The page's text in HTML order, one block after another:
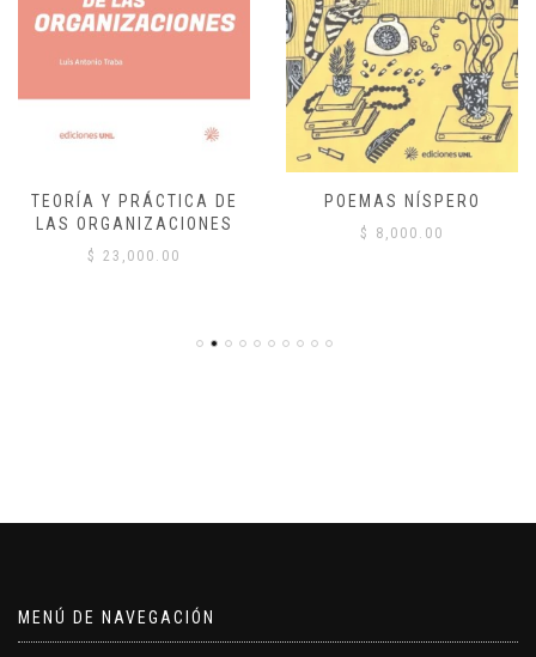
TEORÍA Y PRÁCTICA DE
LAS ORGANIZACIONES
$ 23,000.00
POEMAS NÍSPERO
$ 8,000.00
MENÚ DE NAVEGACIÓN